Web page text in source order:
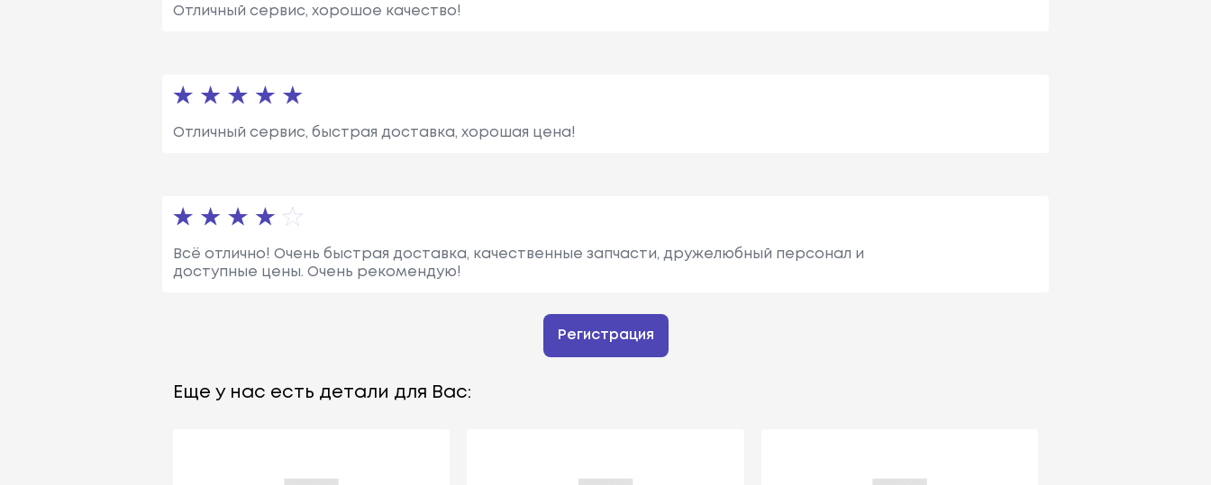
Отличный сервис, хорошое качество!
Отличный сервис, быстрая доставка, хорошая цена!
Всё отлично! Очень быстрая доставка, качественные запчасти, дружелюбный персонал и
доступные цены. Очень рекомендую!
Регистрация
Еще у нас есть детали для Вас: